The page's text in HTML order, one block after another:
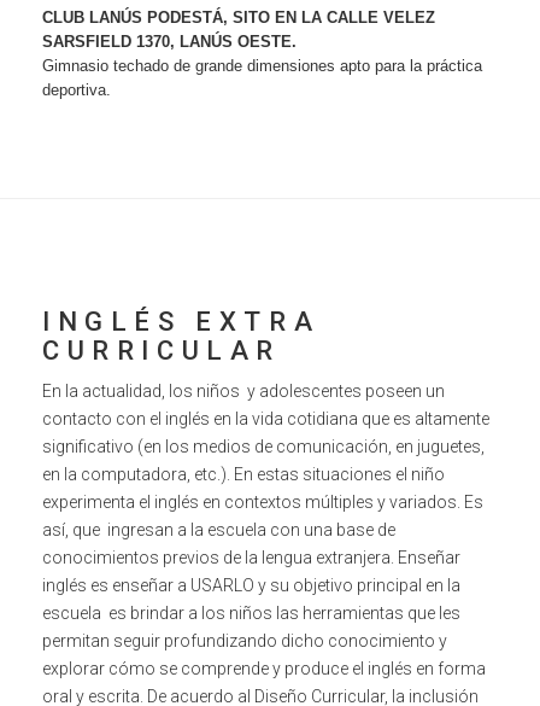
CLUB LANÚS PODESTÁ, SITO EN LA CALLE VELEZ
SARSFIELD 1370, LANÚS OESTE.
Gimnasio techado de grande dimensiones apto para la práctica
deportiva.
INGLÉS EXTRA
CURRICULAR
En la actualidad, los niños y adolescentes poseen un
contacto con el inglés en la vida cotidiana que es altamente
significativo (en los medios de comunicación, en juguetes,
en la computadora, etc.). En estas situaciones el niño
experimenta el inglés en contextos múltiples y variados. Es
así, que ingresan a la escuela con una base de
conocimientos previos de la lengua extranjera. Enseñar
inglés es enseñar a USARLO y su objetivo principal en la
escuela es brindar a los niños las herramientas que les
permitan seguir profundizando dicho conocimiento y
explorar cómo se comprende y produce el inglés en forma
oral y escrita. De acuerdo al Diseño Curricular, la inclusión